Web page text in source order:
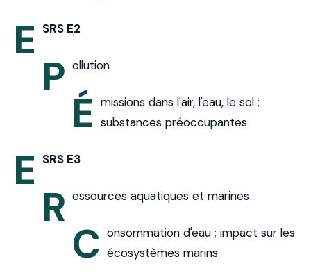
E SRS E2
P ollution
É missions dans l'air, l'eau, le sol ;
substances préoccupantes
E SRS E3
R essources aquatiques et marines
C onsommation d'eau ; impact sur les
écosystèmes marins